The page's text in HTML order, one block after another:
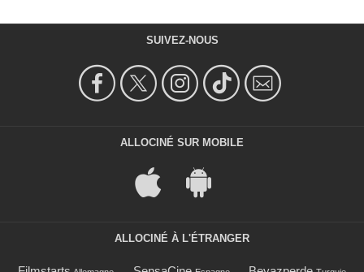
SUIVEZ-NOUS
ALLOCINÉ SUR MOBILE
ALLOCINÉ À L'ÉTRANGER